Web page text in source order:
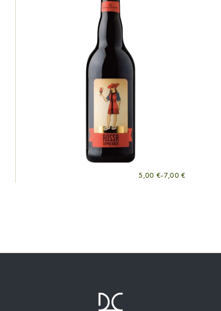
5,00 €-7,00€